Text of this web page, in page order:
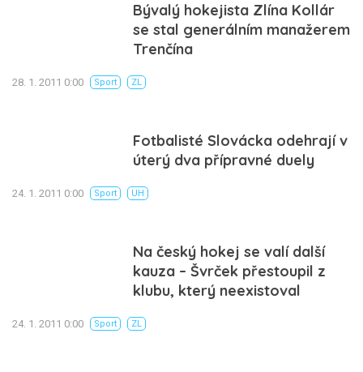
Bývalý hokejista Zlína Kollár
se stal generálním manažerem
Trenčína
28. 1. 2011 0:00 Sport ZL
Fotbalisté Slovácka odehrají v
úterý dva přípravné duely
24. 1. 2011 0:00 Sport UH
Na český hokej se valí další
kauza – Švrček přestoupil z
klubu, který neexistoval
24. 1. 2011 0:00 Sport ZL